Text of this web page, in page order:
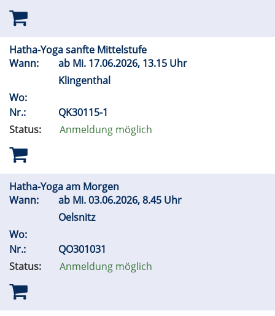
Hatha-Yoga sanfte Mittelstufe
Wann:
ab Mi. 17.06.2026, 13.15 Uhr
Klingenthal
Wo:
Nr.:
QK30115-1
Status:
Anmeldung möglich
Hatha-Yoga am Morgen
Wann:
ab Mi.03.06.2026, 8.45 Uhr
Oelsnitz
Wo:
Nr.:
QO301031
Status:
Anmeldung möglich